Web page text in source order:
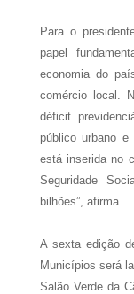
Para o
papel
economia do
comércio local.
déficit
público urbano
está inserida no
Seguridade
bilhões”, afirma.
A sexta edição
Municípios será
Salão Verde da